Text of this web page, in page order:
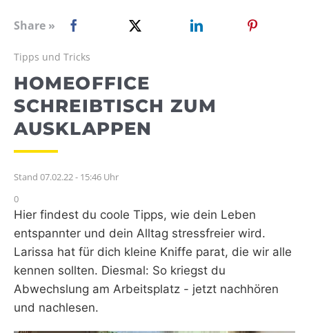
WEBRADIO
Share »
Tipps und Tricks
HOMEOFFICE
SCHREIBTISCH ZUM
AUSKLAPPEN
Stand 07.02.22 - 15:46 Uhr
0
Hier findest du coole Tipps, wie dein Leben
entspannter und dein Alltag stressfreier wird.
Larissa hat für dich kleine Kniffe parat, die wir alle
kennen sollten. Diesmal: So kriegst du
Abwechslung am Arbeitsplatz - jetzt nachhören
und nachlesen.